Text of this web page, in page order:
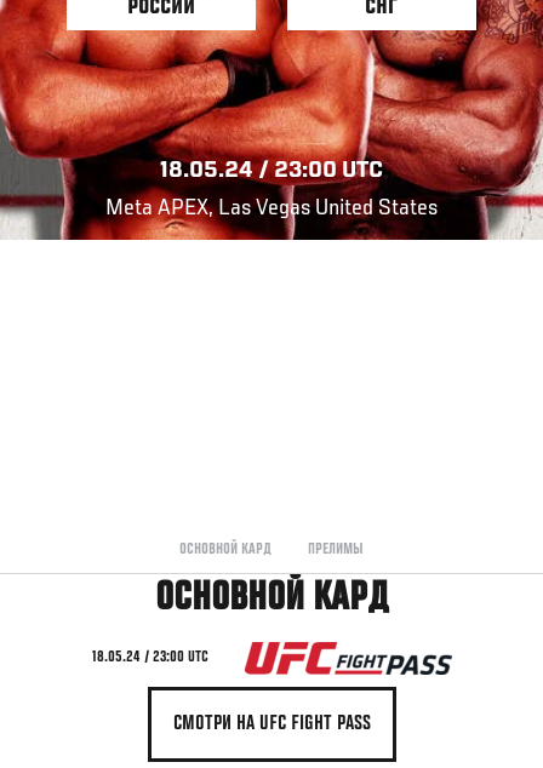
РОССИИ
СНГ
18.05.24 / 23:00 UTC
Meta APEX, Las Vegas United States
ОСНОВНОЙ КАРД ПРЕЛИМЫ
ОСНОВНОЙ КАРД
18.05.24 / 23:00 UTC
СМОТРИ НА UFC FIGHT PASS